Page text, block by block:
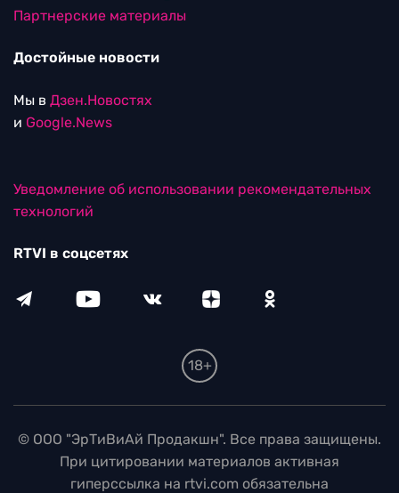
Партнерские материалы
Достойные новости
Мы в Дзен.Новостях
и Google.News
Уведомление об использовании рекомендательных
технологий
RTVI в соцсетях
18+
© ООО "ЭрТиВиАй Продакшн". Все права защищены.
При цитировании материалов активная
гиперссылка на rtvi.com обязательна